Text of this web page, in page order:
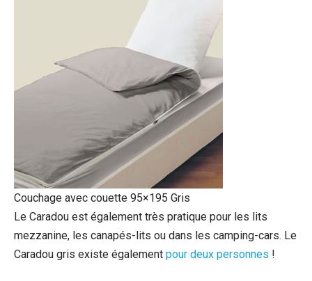
Couchage avec couette 95×195 Gris
Le Caradou est également très pratique pour les lits
mezzanine, les canapés-lits ou dans les camping-cars. Le
Caradou gris existe également pour deux personnes !